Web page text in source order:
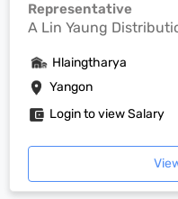
Representative
A Lin Yaung
Yangon
Hlaingtharya
Login to view Salary